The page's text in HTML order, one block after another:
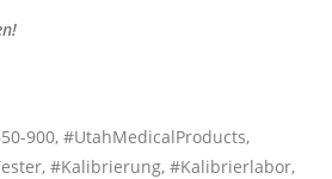
900, #UtahMedicalProducts,
#Kalibrierung, #Kalibrierlabor,